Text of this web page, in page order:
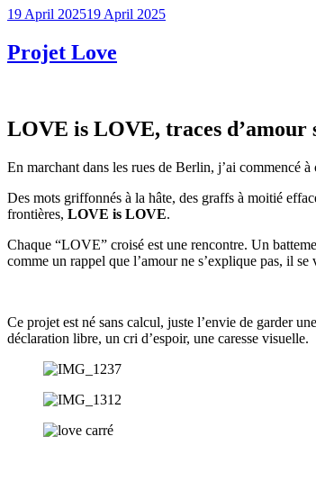
Posted
19 April 202519 April 2025
Projet Love
LOVE is LOVE, traces d’amour
En marchant dans les rues de Berlin, j’ai commencé
Des mots griffonnés à la hâte, des graffs à moitié
frontières, LOVE is LOVE.
Chaque “LOVE” croisé est une rencontre. Un
comme un rappel que l’amour ne s’explique pas, il
Ce projet est né sans calcul, juste l’envie de garder
déclaration libre, un cri d’espoir, une caresse visuelle.